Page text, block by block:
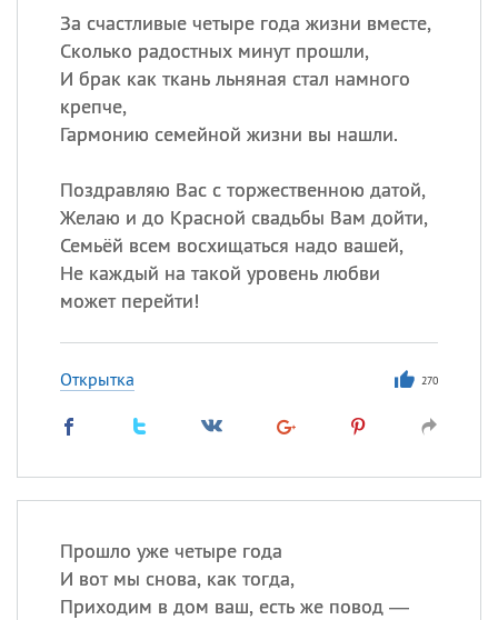
За счастливые четыре года жизни вместе,
Сколько радостных минут прошли,
И брак как ткань льняная стал намного
крепче,
Гармонию семейной жизни вы нашли.
Поздравляю Вас с торжественною датой,
Желаю и до Красной свадьбы Вам дойти,
Семьёй всем восхищаться надо вашей,
Не каждый на такой уровень любви
может перейти!
Открытка 270
Прошло уже четыре года
И вот мы снова, как тогда,
Приходим в дом ваш, есть же повод —